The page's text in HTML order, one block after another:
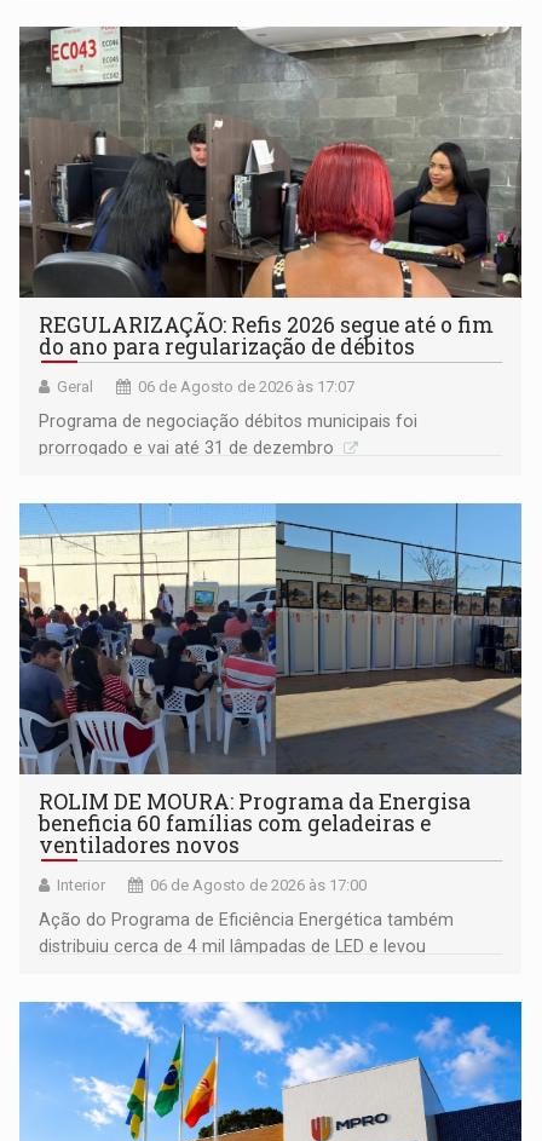
Goiás
REGULARIZAÇÃO: Refis 2026 segue até o fim
do ano para regularização de débitos
Geral 06 de Agosto de 2026 às 17:07
Programa de negociação débitos municipais foi
prorrogado e vai até 31 de dezembro
ROLIM DE MOURA: Programa da Energisa
beneficia 60 famílias com geladeiras e
ventiladores novos
Interior 06 de Agosto de 2026 às 17:00
Ação do Programa de Eficiência Energética também
distribuiu cerca de 4 mil lâmpadas de LED e levou
comunidade